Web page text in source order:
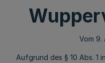
Vom 9.
Aufgrund des § 10 Abs. 1